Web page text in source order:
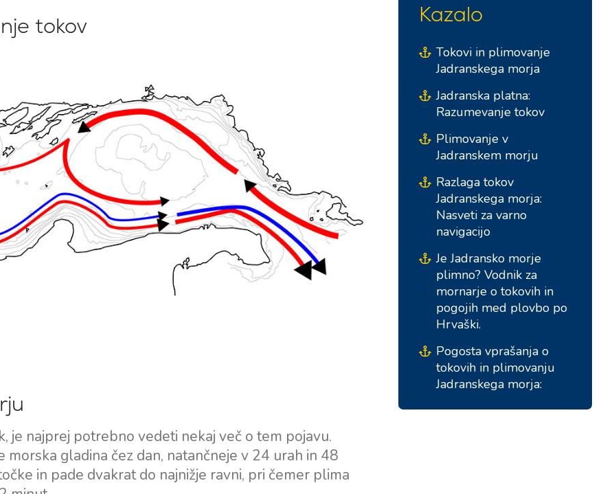
tokov
je najprej potrebno vedeti nekaj več o tem pojavu.
gladina čez dan, natančneje v 24 urah in 48
in pade dvakrat do najnižje ravni, pri čemer plima
Kazalo
Tokovi in plimovanje
Jadranskega morja
Jadranska platna:
Razumevanje tokov
Plimovanje v
Jadranskem morju
Razlaga tokov
Jadranskega morja:
Nasveti za varno
navigacijo
Je Jadransko morje
plimno? Vodnik za
mornarje o tokovih in
pogojih med plovbo po
Hrvaški.
Pogosta vprašanja o
tokovih in plimovanju
Jadranskega morja:
Najem jadrnice brez
posadke
Najem jadrnice s skiperjem
Luksuzni najem jahte s
posadko
Šibeniška regija za jadranje
Vodice
Rogoznica
Yachtklub Seget - Marina
Baotić
Osrednje baze